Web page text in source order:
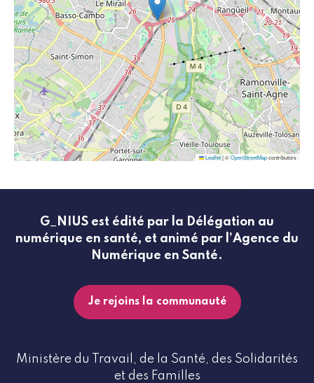
Leaflet|©OpenStreetMapcontributors
G_NIUS est édité par la Délégation au
numérique en santé, et animé par l’Agence du
Numérique en Santé.
Je rejoins la communauté
Ministère du Travail, de la Santé, des Solidarités
et des Familles